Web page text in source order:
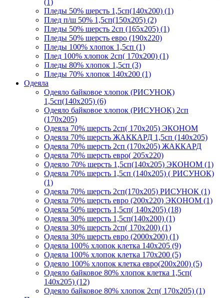
Пледы 50% шерсть 1,5сп(140х200) (1)
Плед п/ш 50% 1,5сп(150х205) (2)
Пледы 50% шерсть 2сп (165х205) (1)
Пледы 50% шерсть евро (190х220)
Пледы 100% хлопок 1,5сп (1)
Плед 100% хлопок 2сп( 170х200) (1)
Пледы 80% хлопок 1,5сп (3)
Пледы 70% хлопок 140х200 (1)
Одеяла
Одеяло байковое хлопок (РИСУНОК)
1,5сп(140х205) (6)
Одеяло байковое хлопок (РИСУНОК) 2сп
(170х205)
Одеяла 70% шерсть 2сп( 170х205) ЭКОНОМ
Одеяла 70% шерсть ЖАККАРД 1,5сп (140х205)
Одеяла 70% шерсть 2сп (170х205) ЖАККАРД
Одеяла 70% шерсть евро( 205х220)
Одеяло 70% шерсть 1,5сп(140х205) ЭКОНОМ (1)
Одеяла 70% шерсть 1,5сп (140х205) ( РИСУНОК)
(1)
Одеяла 70% шерсть 2сп(170х205) РИСУНОК (1)
Одеяла 70% шерсть евро (200х220) ЭКОНОМ (1)
Одеяла 50% шерсть 1,5сп( 140х205) (18)
Одеяла 30% шерсть 1,5сп(140х200) (1)
Одеяла 30% шерсть 2сп( 170х200) (1)
Одеяла 30% шерсть евро (2000х200) (1)
Одеяла 100% хлопок клетка 140х205 (9)
Одеяла 100% хлопок клетка 170х200 (5)
Одеяло 100% хлопок клетка евро(200х200) (5)
Одеяло байковое 80% хлопок клетка 1,5сп(
140х205) (12)
Одеяло байковое 80% хлопок 2сп( 170х205) (1)